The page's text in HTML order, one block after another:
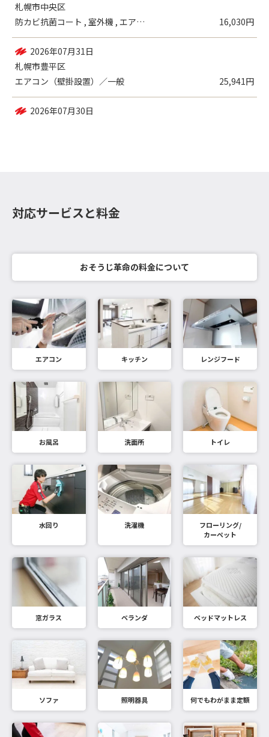
北海道札幌市白石区南郷通
エプロン内部 , 浴室：乾燥機付き換気扇...
46,970円
2026年07月31日
札幌市中央区
16,030円
2026年07月31日
対応サービスと料金
おそうじ革命の料金について
エアコン キッチン レンジフード
お風呂 洗面所 トイレ
水回り 洗濯機
フローリング/
カーペット
窓ガラス ベランダ ベッドマットレス
ソファ 照明器具 何でもわがまま定額